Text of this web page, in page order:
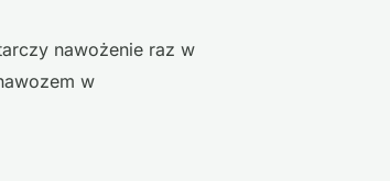
nawożenie raz w
w